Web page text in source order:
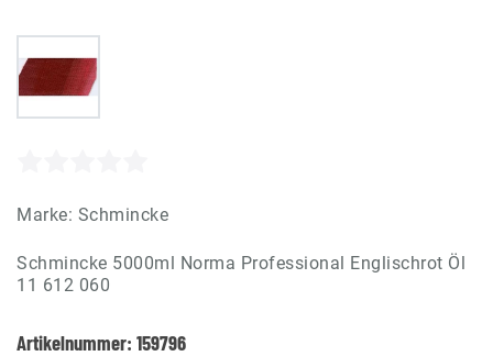
Marke: Schmincke
Schmincke 5000ml Norma Professional Englischrot Öl
11 612 060
Artikelnummer: 159796